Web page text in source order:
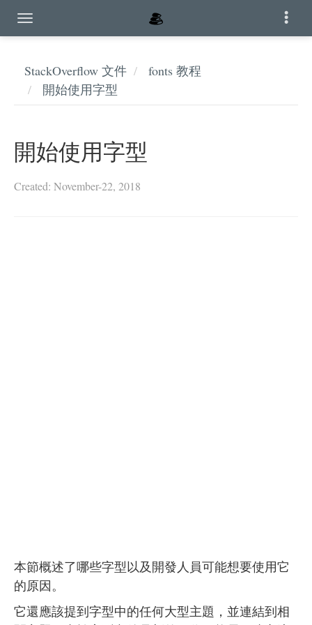
StackOverflow 文件
fonts 教程
開始使用字型
開始使用字型
Created: November-22, 2018
本節概述了哪些字型以及開發人員可能想要使用它
的原因。
它還應該提到字型中的任何大型主題，並連結到相